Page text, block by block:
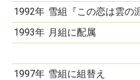
1992年 雪組『この恋は雲の
1993年 月組に配属
1997年 雪組に組替え